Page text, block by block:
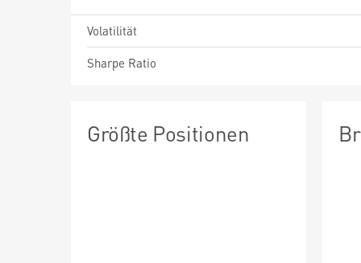
Volatilität
Sharpe Ratio
Größte Positionen